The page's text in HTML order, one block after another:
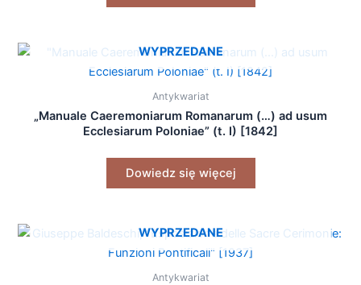
WYPRZEDANE
Antykwariat
„Manuale Caeremoniarum Romanarum (…) ad usum
Ecclesiarum Poloniae” (t. I) [1842]
Dowiedz się więcej
WYPRZEDANE
Antykwariat